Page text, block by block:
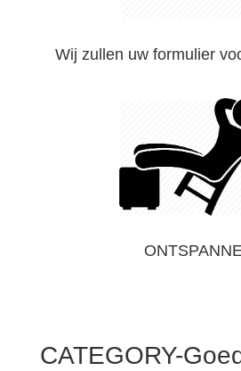
Wij zullen uw formulier
CATEGORY-